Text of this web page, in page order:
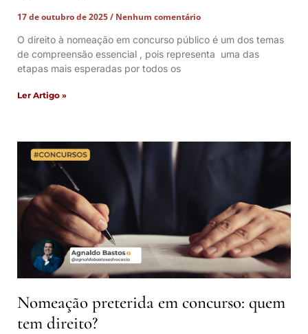
17 de outubro de 2025
Nenhum comentário
O direito à nomeação em concurso público é um dos temas
de compreensão essencial , pois representa uma das
etapas mais esperadas por todos os
Ler Artigo »
Nomeação preterida em concurso: quem
tem direito?